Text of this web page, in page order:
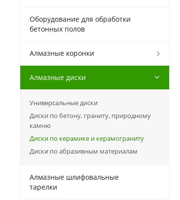
Оборудование для обработки
бетонных полов
Алмазные коронки
Алмазные диски
Универсальные диски
Диски по бетону, граниту, природному
камню
Диски по керамике и керамограниту
Диски по абразивным материалам
Алмазные шлифовальные
тарелки